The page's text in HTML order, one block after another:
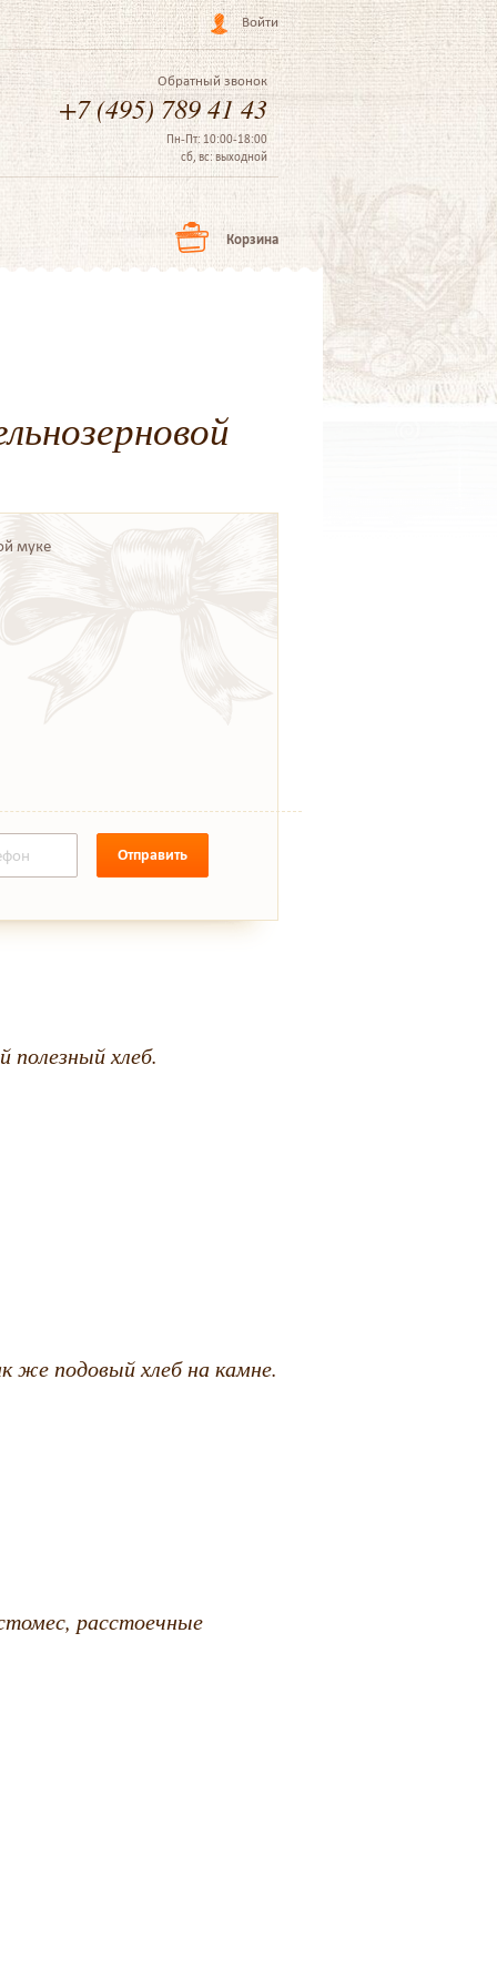
Войти
Обратный звонок
+7 (495) 789 41 43
Пн-Пт: 10:00-18:00
сб, вс: выходной
Корзина
муке
Отправить
хлеб.
же подовый хлеб на камне.
расстоечные